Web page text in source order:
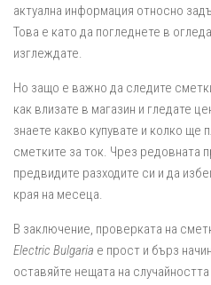
актуална информация относно
Това е като да погледнете в
изглеждате.
Но защо е важно да следите
как влизате в магазин и гледате
знаете какво купувате и колко ще
сметките за ток. Чрез редовната
предвидите разходите си и да
края на месеца.
В заключение, проверката на
Еlectric Bulgaria е прост и бърз
оставяйте нещата на